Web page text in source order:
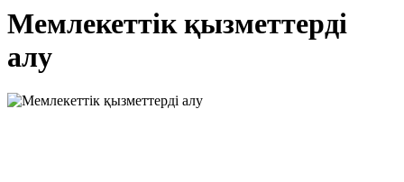
Мемлекеттік қызметтерді
алу